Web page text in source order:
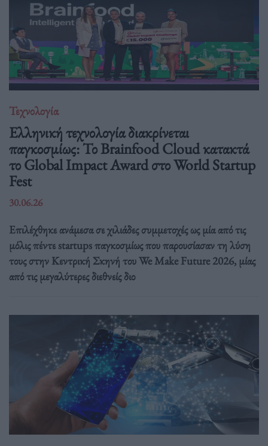
Τεχνολογία
Ελληνική τεχνολογία διακρίνεται
παγκοσμίως: Το Brainfood Cloud κατακτά
το Global Impact Award στο World Startup
Fest
30.06.26
Επιλέχθηκε ανάμεσα σε χιλιάδες συμμετοχές ως μία από τις
μόλις πέντε startups παγκοσμίως που παρουσίασαν τη λύση
τους στην Κεντρική Σκηνή του We Make Future 2026, μίας
από τις μεγαλύτερες διεθνείς διο